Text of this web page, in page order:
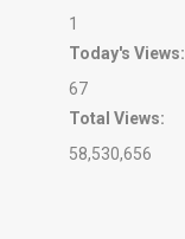
1
Today's Views:
67
Total Views:
58,530,656